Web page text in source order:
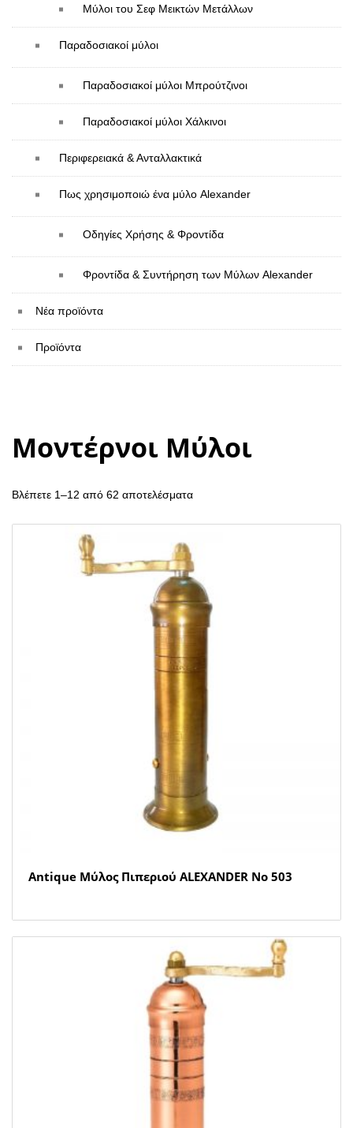
Μύλοι του Σεφ Μεικτών Μετάλλων
Παραδοσιακοί μύλοι
Παραδοσιακοί μύλοι Mπρούτζινοι
Παραδοσιακοί μύλοι Χάλκινοι
Περιφερειακά & Ανταλλακτικά
Πως χρησιμοποιώ ένα μύλο Alexander
Οδηγίες Χρήσης & Φροντίδα
Φροντίδα & Συντήρηση των Μύλων Alexander
Νέα προϊόντα
Προϊόντα
Μοντέρνοι Μύλοι
Βλέπετε 1–12 από 62 αποτελέσματα
Antique Μύλος Πιπεριού ALEXANDER Νο 503